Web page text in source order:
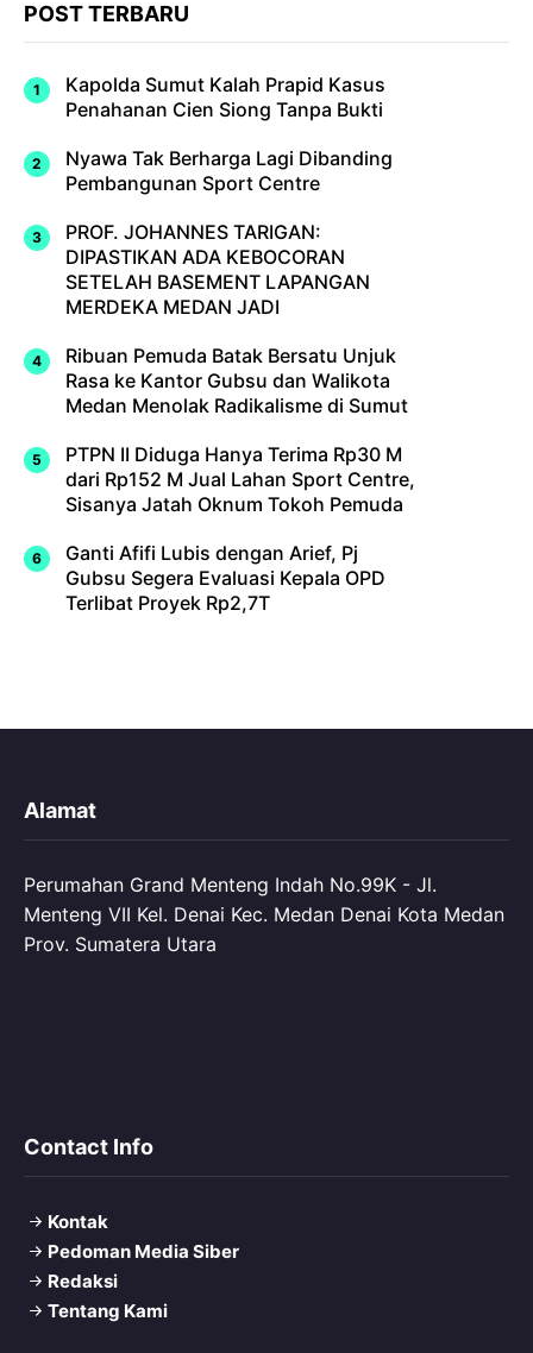
POST TERBARU
Kapolda Sumut Kalah Prapid Kasus
Penahanan Cien Siong Tanpa Bukti
Nyawa Tak Berharga Lagi Dibanding
Pembangunan Sport Centre
PROF. JOHANNES TARIGAN:
DIPASTIKAN ADA KEBOCORAN
SETELAH BASEMENT LAPANGAN
MERDEKA MEDAN JADI
Ribuan Pemuda Batak Bersatu Unjuk
Rasa ke Kantor Gubsu dan Walikota
Medan Menolak Radikalisme di Sumut
PTPN II Diduga Hanya Terima Rp30 M
dari Rp152 M Jual Lahan Sport Centre,
Sisanya Jatah Oknum Tokoh Pemuda
Ganti Afifi Lubis dengan Arief, Pj
Gubsu Segera Evaluasi Kepala OPD
Terlibat Proyek Rp2,7T
Alamat
Perumahan Grand Menteng Indah No.99K - Jl.
Menteng VII Kel. Denai Kec. Medan Denai Kota Medan
Prov. Sumatera Utara
Contact Info
Kontak
Pedoman Media Siber
Redaksi
Tentang Kami